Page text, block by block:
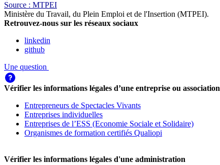
Source : MTPEI
Ministère du Travail, du Plein Emploi et de l'Insertion (MTPEI).
Retrouvez-nous sur les réseaux sociaux
linkedin
github
Une question
Vérifier les informations légales d’une entreprise ou association
Entrepreneurs de Spectacles Vivants
Entreprises individuelles
Entreprises de l’ESS (Economie Sociale et Solidaire)
Organismes de formation certifiés Qualiopi
Vérifier les informations légales d'une administration